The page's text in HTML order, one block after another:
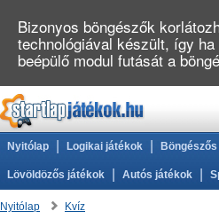
Nyitólap Logikai játékok
Lövöldözős játékok Autós játékok
Nyitólap Kvíz
Bizonyos böngészők
technológiával készült, így
beépülő modul futását a